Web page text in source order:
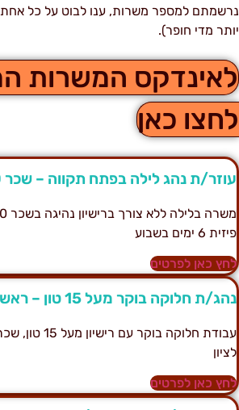
למספר משרות, ענו לבוט על כל אחת
מדי חופר).
המשרות
כאן
ת נהג לילה בפתח תקווה – שכר 9000 ₪
6 ימים בשבוע
כאן לפרטים
ת חלוקה בוקר מעל 15 טון – ראשון לציון
כאן לפרטים